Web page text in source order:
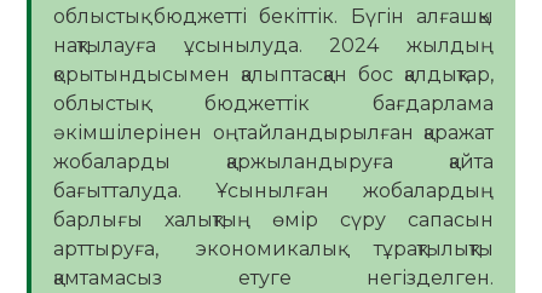
облыстық бюджетті бекіттік. Бүгін алғашқы
нақтылауға ұсынылуда. 2024 жылдың
қорытындысымен қалыптасқан бос қалдықтар,
облыстық бюджеттік бағдарлама
әкімшілерінен оңтайландырылған қаражат
жобаларды қаржыландыруға қайта
бағытталуда. Ұсынылған жобалардың
барлығы халықтың өмір сүру сапасын
арттыруға, экономикалық тұрақтылықты
қамтамасыз етуге негізделген.